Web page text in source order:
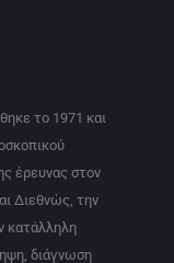
το 1971 και
έρευνας στον
Διεθνώς, την
κατάλληλη
διάγνωση